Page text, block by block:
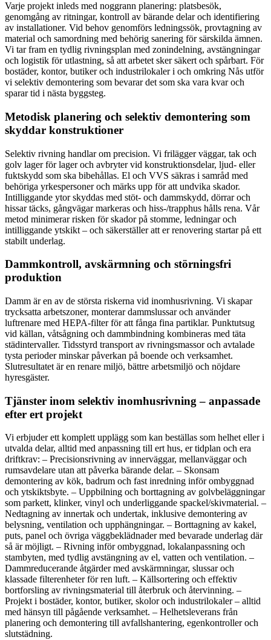
Varje projekt inleds med noggrann planering: platsbesök,
genomgång av ritningar, kontroll av bärande delar och identifiering
av installationer. Vid behov genomförs ledningssök, provtagning av
material och samordning med behörig sanering för särskilda ämnen.
Vi tar fram en tydlig rivningsplan med zonindelning, avstängningar
och logistik för utlastning, så att arbetet sker säkert och spårbart. För
bostäder, kontor, butiker och industrilokaler i och omkring Nås utför
vi selektiv demontering som bevarar det som ska vara kvar och
sparar tid i nästa byggsteg.
Metodisk planering och selektiv demontering som
skyddar konstruktioner
Selektiv rivning handlar om precision. Vi frilägger väggar, tak och
golv lager för lager och avbryter vid konstruktionsdelar, ljud- eller
fuktskydd som ska bibehållas. El och VVS säkras i samråd med
behöriga yrkespersoner och märks upp för att undvika skador.
Intilliggande ytor skyddas med stöt- och dammskydd, dörrar och
hissar täcks, gångvägar markeras och hiss-/trapphus hålls rena. Vår
metod minimerar risken för skador på stomme, ledningar och
intilliggande ytskikt – och säkerställer att er renovering startar på ett
stabilt underlag.
Dammkontroll, avskärmning och störningsfri
produktion
Damm är en av de största riskerna vid inomhusrivning. Vi skapar
trycksatta arbetszoner, monterar dammslussar och använder
luftrenare med HEPA-filter för att fånga fina partiklar. Punktutsug
vid källan, våtsågning och dammbindning kombineras med täta
städintervaller. Tidsstyrd transport av rivningsmassor och avtalade
tysta perioder minskar påverkan på boende och verksamhet.
Slutresultatet är en renare miljö, bättre arbetsmiljö och nöjdare
hyresgäster.
Tjänster inom selektiv inomhusrivning – anpassade
efter ert projekt
Vi erbjuder ett komplett upplägg som kan beställas som helhet eller i
utvalda delar, alltid med anpassning till ert hus, er tidplan och era
driftkrav: – Precisionsrivning av innerväggar, mellanväggar och
rumsavdelare utan att påverka bärande delar. – Skonsam
demontering av kök, badrum och fast inredning inför ombyggnad
och ytskiktsbyte. – Uppbilning och borttagning av golvbeläggningar
som parkett, klinker, vinyl och underliggande spackel/skivmaterial. –
Nedtagning av innertak och undertak, inklusive demontering av
belysning, ventilation och upphängningar. – Borttagning av kakel,
puts, panel och övriga väggbeklädnader med bevarade underlag där
så är möjligt. – Rivning inför ombyggnad, lokalanpassning och
stambyten, med tydlig avstängning av el, vatten och ventilation. –
Dammreducerande åtgärder med avskärmningar, slussar och
klassade filterenheter för ren luft. – Källsortering och effektiv
bortforsling av rivningsmaterial till återbruk och återvinning. –
Projekt i bostäder, kontor, butiker, skolor och industrilokaler – alltid
med hänsyn till pågående verksamhet. – Helhetsleverans från
planering och demontering till avfallshantering, egenkontroller och
slutstädning.